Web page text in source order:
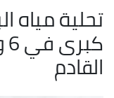
تحلية مياه
القادم